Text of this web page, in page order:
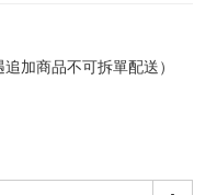
加商品不可拆單配送）